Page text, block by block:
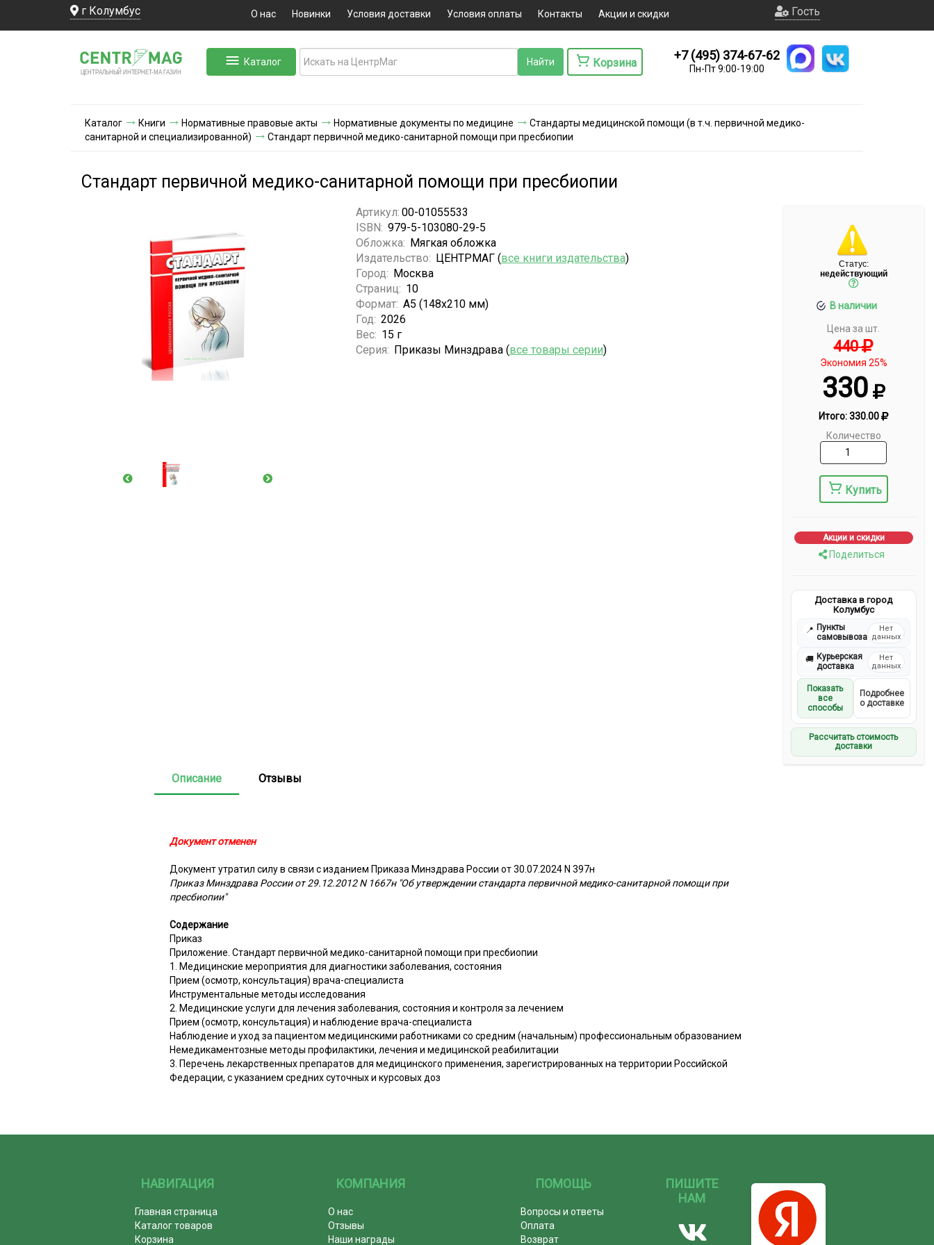
г Колумбус О нас Новинки Условия доставки Условия оплаты Контакты Акции и скидки Гость
ЦЕНТРАЛЬНЫЙ ИНТЕРНЕТ-МА ГАЗИН
Каталог Корзина
+7 (495) 374-67-62
Пн-Пт 9:00-19:00
Каталог Книги Нормативные правовые акты Нормативные документы по медицине
Стандарты медицинской помощи (в т.ч. первичной медико-
санитарной и специализированной)
Стандарт первичной медико-санитарной помощи при пресбиопии
Стандарт первичной медико-санитарной помощи при пресбиопии
Статус:
недействующий
В наличии
Цена за шт.
440
Экономия 25%
330
Итого:330.00
Количество
Купить
Акции и скидки
Поделиться
Доставка в город
Колумбус
📍 Пункты
самовывоза
Нет
данных
🚚 Курьерская
доставка
Нет
данных
Показать
все
способы
Подробнее
о доставке
Рассчитать стоимость
доставки
Артикул: 00-01055533
ISBN: 979-5-103080-29-5
Обложка: Мягкая обложка
Издательство: ЦЕНТРМАГ (все книги издательства)
Город: Москва
Страниц: 10
Формат: А5 (148x210 мм)
Год: 2026
Вес: 15 г
Серия: Приказы Минздрава (все товары серии)
Описание Отзывы
Документ отменен
Документ утратил силу в связи с изданием Приказа Минздрава России от 30.07.2024 N 397н
Приказ Минздрава России от 29.12.2012 N 1667н "Об утверждении стандарта первичной медико-санитарной помощи при
пресбиопии"
Содержание
Приказ
Приложение. Стандарт первичной медико-санитарной помощи при пресбиопии
1. Медицинские мероприятия для диагностики заболевания, состояния
Прием (осмотр, консультация) врача-специалиста
Инструментальные методы исследования
2. Медицинские услуги для лечения заболевания, состояния и контроля за лечением
Прием (осмотр, консультация) и наблюдение врача-специалиста
Наблюдение и уход за пациентом медицинскими работниками со средним (начальным) профессиональным образованием
Немедикаментозные методы профилактики, лечения и медицинской реабилитации
3. Перечень лекарственных препаратов для медицинского применения, зарегистрированных на территории Российской
Федерации, с указанием средних суточных и курсовых доз
НАВИГАЦИЯ
Главная страница
Каталог товаров
Корзина
КОМПАНИЯ
О нас
Отзывы
Наши награды
ПОМОЩЬ
Вопросы и ответы
Оплата
Возврат
ПИШИТЕ
НАМ